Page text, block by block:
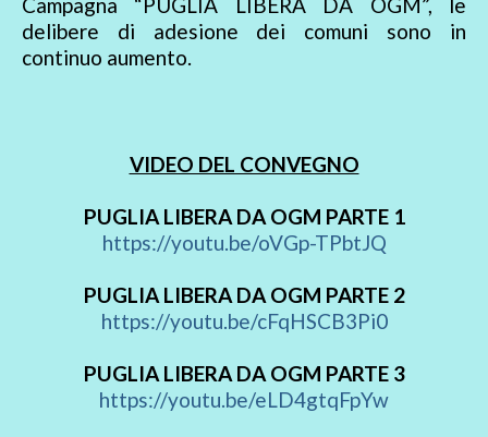
delibere di adesione dei comuni sono in
continuo aumento.
VIDEO DEL CONVEGNO
PUGLIA LIBERA DA OGM PARTE 1
https://youtu.be/oVGp-TPbtJQ
PUGLIA LIBERA DA OGM PARTE 2
https://youtu.be/cFqHSCB3Pi0
PUGLIA LIBERA DA OGM PARTE 3
https://youtu.be/eLD4gtqFpYw